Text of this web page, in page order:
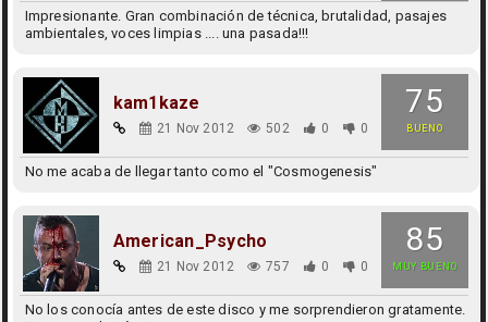
Impresionante. Gran combinación de técnica, brutalidad, pasajes
ambientales, voces limpias .... una pasada!!!
75
BUENO
kam1kaze
21 Nov 2012 502 0 0
No me acaba de llegar tanto como el "Cosmogenesis"
85
MUY BUENO
American_Psycho
21 Nov 2012 757 0 0
No los conocía antes de este disco y me sorprendieron gratamente.